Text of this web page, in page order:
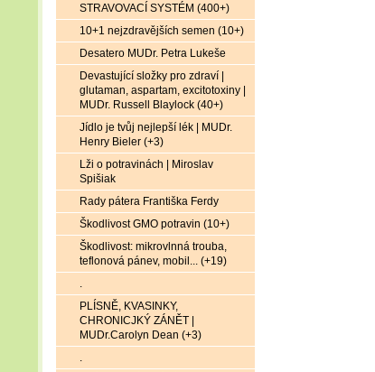
STRAVOVACÍ SYSTÉM (400+)
10+1 nejzdravějších semen (10+)
Desatero MUDr. Petra Lukeše
Devastující složky pro zdraví |
glutaman, aspartam, excitotoxiny |
MUDr. Russell Blaylock (40+)
Jídlo je tvůj nejlepší lék | MUDr.
Henry Bieler (+3)
Lži o potravinách | Miroslav
Spišiak
Rady pátera Františka Ferdy
Škodlivost GMO potravin (10+)
Škodlivost: mikrovlnná trouba,
teflonová pánev, mobil... (+19)
.
PLÍSNĚ, KVASINKY,
CHRONICJKÝ ZÁNĚT |
MUDr.Carolyn Dean (+3)
.